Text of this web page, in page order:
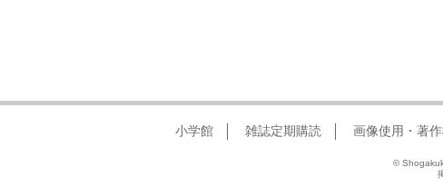
小学館 雑誌定期購読 画像使用・著
©